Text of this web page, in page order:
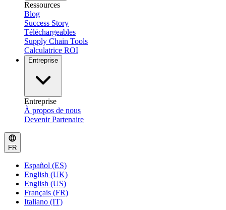
Ressources
Blog
Success Story
Téléchargeables
Supply Chain Tools
Calculatrice ROI
Entreprise
Entreprise
À propos de nous
Devenir Partenaire
FR
Español (ES)
English (UK)
English (US)
Français (FR)
Italiano (IT)